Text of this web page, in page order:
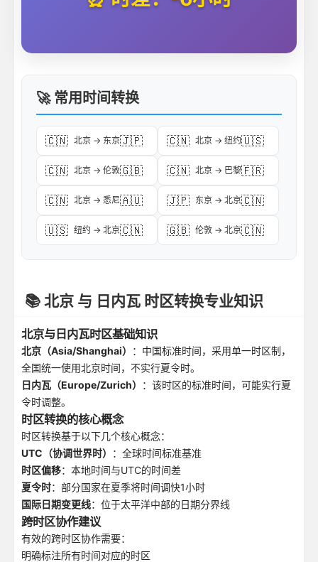
🚀 常用时间转换
🇨🇳 北京 → 东京🇯🇵 🇨🇳 北京 → 纽约🇺🇸
🇨🇳 北京 → 伦敦🇬🇧 🇨🇳 北京 → 巴黎🇫🇷
🇨🇳 北京 → 悉尼🇦🇺 🇯🇵 东京 → 北京🇨🇳
🇺🇸 纽约 → 北京🇨🇳 🇬🇧 伦敦 → 北京🇨🇳
📚 北京 与 日内瓦 时区转换专业知识
北京与日内瓦时区基础知识
北京（Asia/Shanghai）
：中国标准时间，采用单一时区制，
全国统一使用北京时间，不实行夏令时。
日内瓦（Europe/Zurich）
：该时区的标准时间，可能实行夏
令时调整。
时区转换的核心概念
时区转换基于以下几个核心概念：
UTC（协调世界时）
：全球时间标准基准
时区偏移：本地时间与UTC的时间差
夏令时：部分国家在夏季将时间调快1小时
国际日期变更线：位于太平洋中部的日期分界线
跨时区协作建议
有效的跨时区协作需要：
明确标注所有时间对应的时区